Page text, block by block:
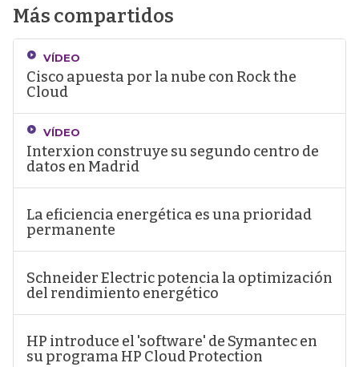
Más compartidos
VÍDEO
Cisco apuesta por la nube con Rock the
Cloud
VÍDEO
Interxion construye su segundo centro de
datos en Madrid
La eficiencia energética es una prioridad
permanente
Schneider Electric potencia la optimización
del rendimiento energético
HP introduce el 'software' de Symantec en
su programa HP Cloud Protection